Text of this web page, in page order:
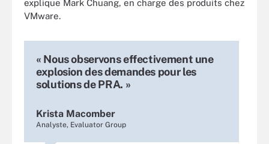
explique Mark Chuang, en charge des produits chez
VMware.
« Nous observons effectivement une
explosion des demandes pour les
solutions de PRA. »
Krista Macomber
Analyste, Evaluator Group